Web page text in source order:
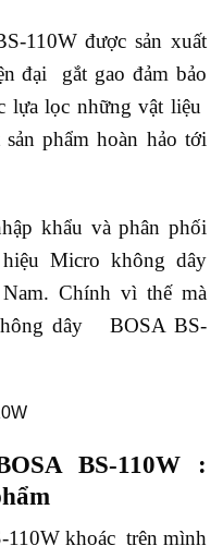
110W được sản xuất
đại gắt gao đảm bảo
lựa lọc những vật liệu
phẩm hoàn hảo tới
khẩu và phân phối
Micro không dây
Chính vì thế mà
dây BOSA BS-
BS-110W :
khoác trên mình